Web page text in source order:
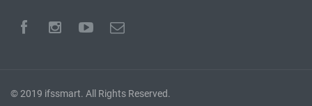
© 2019 ifssmart. All Rights Reserved.